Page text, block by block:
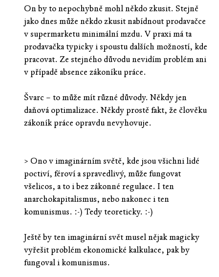
On by to nepochybně mohl někdo zkusit. Stejně
jako dnes může někdo zkusit nabídnout prodavačce
v supermarketu minimální mzdu. V praxi má ta
prodavačka typicky i spoustu dalších možností, kde
pracovat. Ze stejného důvodu nevidím problém ani
v případě absence zákoníku práce.
Švarc – to může mít různé důvody. Někdy jen
daňová optimalizace. Někdy prostě fakt, že člověku
zákoník práce opravdu nevyhovuje.
> Ono v imaginárním světě, kde jsou všichni lidé
poctiví, féroví a spravedlivý, může fungovat
všelicos, a to i bez zákonné regulace. I ten
anarchokapitalismus, nebo nakonec i ten
komunismus. :-) Tedy teoreticky. :-)
Ještě by ten imaginární svět musel nějak magicky
vyřešit problém ekonomické kalkulace, pak by
fungoval i komunismus.